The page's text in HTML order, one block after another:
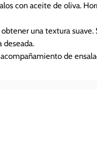
con aceite de oliva.
una textura suave.
deseada.
de